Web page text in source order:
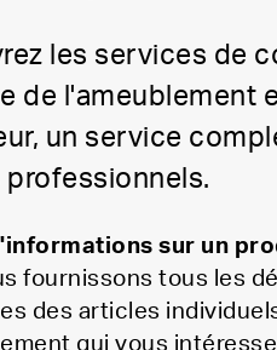
les services de
de l'ameublement
un service
professionnels.
sur un
fournissons tous les
des articles
qui vous